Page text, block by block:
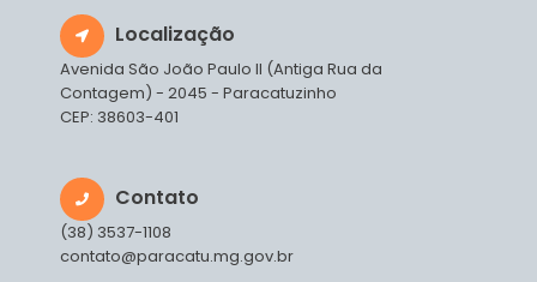
Localização
Avenida São João Paulo II (Antiga Rua da
Contagem) - 2045 - Paracatuzinho
CEP: 38603-401
Contato
(38) 3537-1108
contato@paracatu.mg.gov.br